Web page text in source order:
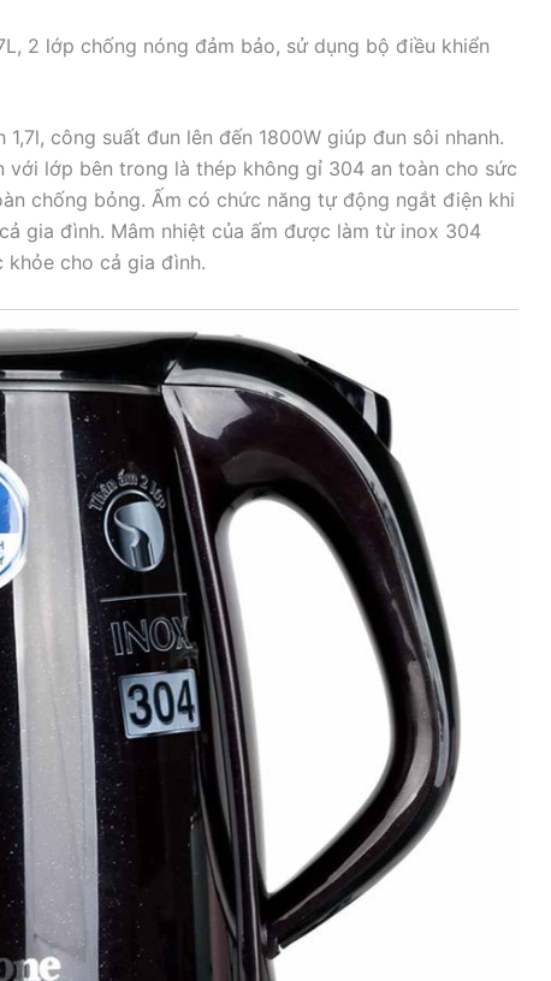
2 lớp chống nóng đảm bảo, sử dụng bộ điều khiển
công suất đun lên đến 1800W giúp đun sôi nhanh.
lớp bên trong là thép không gỉ 304 an toàn cho sức
chống bỏng. Ấm có chức năng tự động ngắt điện khi
gia đình. Mâm nhiệt của ấm được làm từ inox 304
khỏe cho cả gia đình.